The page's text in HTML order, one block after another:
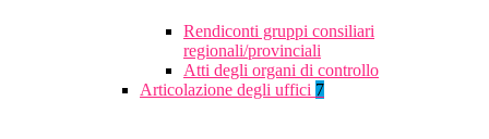
Rendiconti gruppi consiliari
regionali/provinciali
Atti degli organi di controllo
Articolazione degli uffici 7